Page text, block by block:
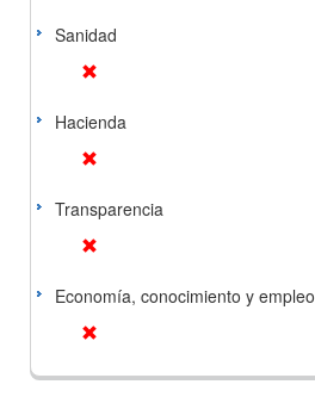
Sanidad
Hacienda
Transparencia
Economía, conocimiento y empleo